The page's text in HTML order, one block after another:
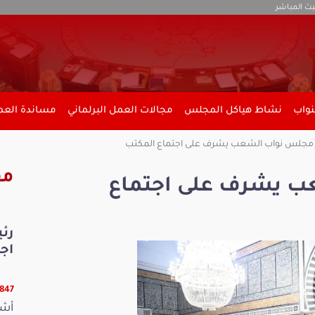
المباشر
نشاط هياكل المجلس مجالات العمل البرلماني مساندة
نواب الشعب يشرف على اجتماع المكتب
يشرف على اجتماع
17847